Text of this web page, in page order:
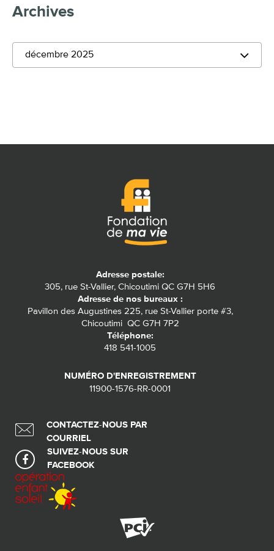
Archives
décembre 2025
Adresse postale:
305, rue St-Vallier, Chicoutimi QC G7H 5H6
Adresse de nos bureaux :
Pavillon des Augustines 225, rue St-Vallier porte #3,
Chicoutimi QC G7H 7P2
Téléphone:
418 541-1005
NUMÉRO D'ENREGISTREMENT
11900-1576-RR-0001
CONTACTEZ-NOUS PAR
COURRIEL
SUIVEZ-NOUS SUR
FACEBOOK